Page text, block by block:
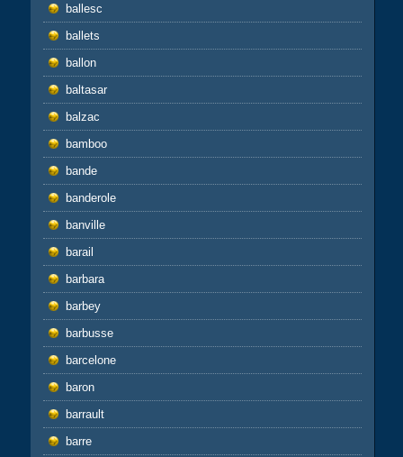
ballesc
ballets
ballon
baltasar
balzac
bamboo
bande
banderole
banville
barail
barbara
barbey
barbusse
barcelone
baron
barrault
barre